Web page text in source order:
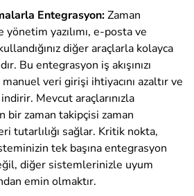
Entegrasyon:Zaman
yazılımı, e-posta ve
diğer araçlarla kolayca
Bu entegrasyon iş akışınızı
veri girişi ihtiyacını azaltır ve
Mevcut araçlarınızla
bir zaman takipçisi zaman
tutarlılığı sağlar. Kritik nokta,
tek başına entegrasyon
diğer sistemlerinizle uyum
emin olmaktır.